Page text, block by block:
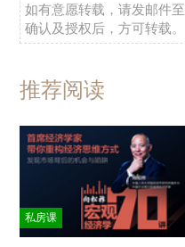
如有意愿转载，请发邮件至
确认及授权后，方可转载。
推荐阅读
私房课